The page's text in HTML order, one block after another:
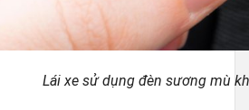
Lái xe sử dụng đèn sương mù